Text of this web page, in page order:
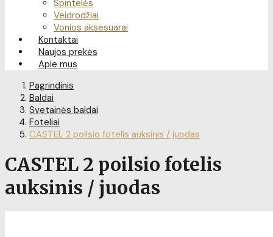
Spintelės
Veidrodžiai
Vonios aksesuarai
Kontaktai
Naujos prekės
Apie mus
Pagrindinis
Baldai
Svetainės baldai
Foteliai
CASTEL 2 poilsio fotelis auksinis / juodas
CASTEL 2 poilsio fotelis
auksinis / juodas